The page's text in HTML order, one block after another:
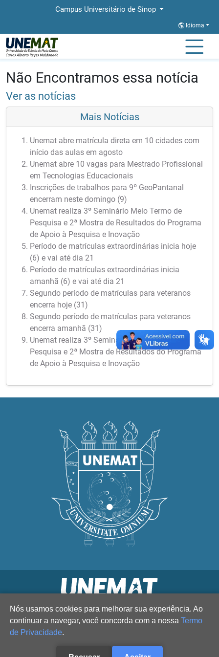
Campus Universitário de Sinop
Idioma
Página Inicial
Não Encontramos essa notícia
Ver as notícias
Mais Notícias
Unemat abre matrícula direta em 10 cidades com
início das aulas em agosto
Unemat abre 10 vagas para Mestrado Profissional
em Tecnologias Educacionais
Inscrições de trabalhos para 9º GeoPantanal
encerram neste domingo (9)
Unemat realiza 3º Seminário Meio Termo de
Pesquisa e 2ª Mostra de Resultados do Programa
de Apoio à Pesquisa e Inovação
Período de matrículas extraordinárias inicia hoje
(6) e vai até dia 21
Período de matrículas extraordinárias inicia
amanhã (6) e vai até dia 21
Segundo período de matrículas para veteranos
encerra hoje (31)
Segundo período de matrículas para veteranos
encerra amanhã (31)
Unemat realiza 3º Seminário Meio Termo de
Pesquisa e 2ª Mostra de Resultados do Programa
de Apoio à Pesquisa e Inovação
Nós usamos cookies para melhorar sua experiência. Ao
continuar a navegar, você concorda com a nossa Termo
de Privacidade.